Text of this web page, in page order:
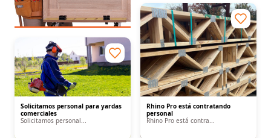
Solicitamos personal para yardas
comerciales
Solicitamos personal...
Rhino Pro está contratando
personal
Rhino Pro está contra...